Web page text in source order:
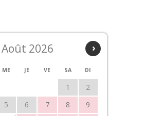
›
Août 2026
ME JE VE SA DI
1
2
5 6 7 8
9